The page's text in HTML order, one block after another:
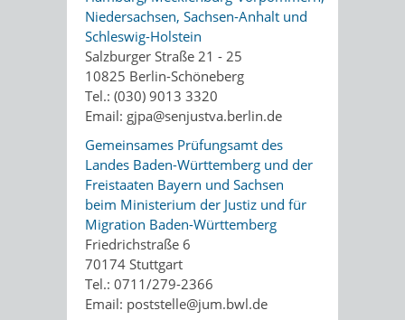
Niedersachsen, Sachsen-Anhalt und
Schleswig-Holstein
Salzburger Straße 21 - 25
10825 Berlin-Schöneberg
Tel.: (030) 9013 3320
Email: gjpa@senjustva.berlin.de
Gemeinsames Prüfungsamt des
Landes Baden-Württemberg und der
Freistaaten Bayern und Sachsen
beim Ministerium der Justiz und für
Migration Baden-Württemberg
Friedrichstraße 6
70174 Stuttgart
Tel.: 0711/279-2366
Email: poststelle@jum.bwl.de